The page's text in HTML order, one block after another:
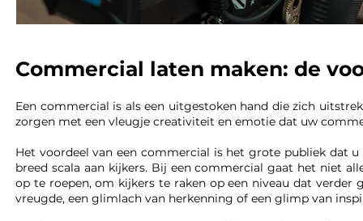
Commercial laten maken: de
Een commercial is als een uitgestoken hand die zich
zorgen met een vleugje creativiteit en emotie dat uw
Het voordeel van een commercial is het grote publiek dat
breed scala aan kijkers. Bij een commercial gaat het niet
op te roepen, om kijkers te raken op een niveau dat verder
vreugde, een glimlach van herkenning of een glimp van